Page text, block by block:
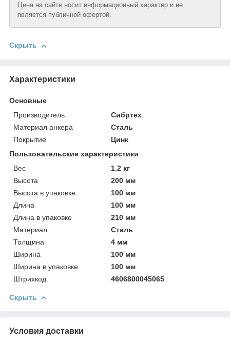
Цена на сайте носит информационный характер и не
является публичной офертой.
Скрыть
Характеристики
Основные
Производитель
Сибртех
Материал анкера
Сталь
Покрытие
Цинк
Пользовательские характеристики
Вeс
1.2 кг
Высотa
200 мм
Высотa в упаковке
100 мм
Длинa
100 мм
Длинa в упаковке
210 мм
Материал
Сталь
Толщинa
4 мм
Ширинa
100 мм
Ширинa в упаковке
100 мм
Штрихкод
4606800045065
Скрыть
Условия доставки